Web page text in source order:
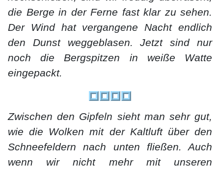
die Berge in der Ferne fast klar zu sehen.
Der Wind hat vergangene Nacht endlich
den Dunst weggeblasen. Jetzt sind nur
noch die Bergspitzen in weiße Watte
eingepackt.
Zwischen den Gipfeln sieht man sehr gut,
wie die Wolken mit der Kaltluft über den
Schneefeldern nach unten fließen. Auch
wenn wir nicht mehr mit unseren